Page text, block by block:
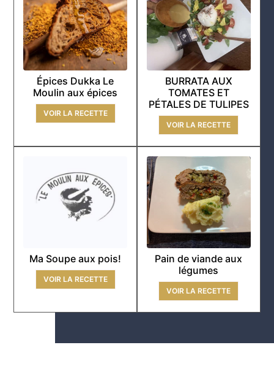
Épices Dukka Le
Moulin aux épices
VOIR LA RECETTE
BURRATA AUX
TOMATES ET
PÉTALES DE TULIPES
VOIR LA RECETTE
Ma Soupe aux pois!
VOIR LA RECETTE
Pain de viande aux
légumes
VOIR LA RECETTE